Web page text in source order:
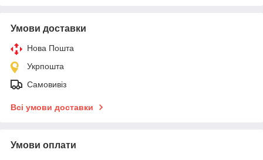
Умови доставки
Нова Пошта
Укрпошта
Самовивіз
Всі умови доставки
Умови оплати